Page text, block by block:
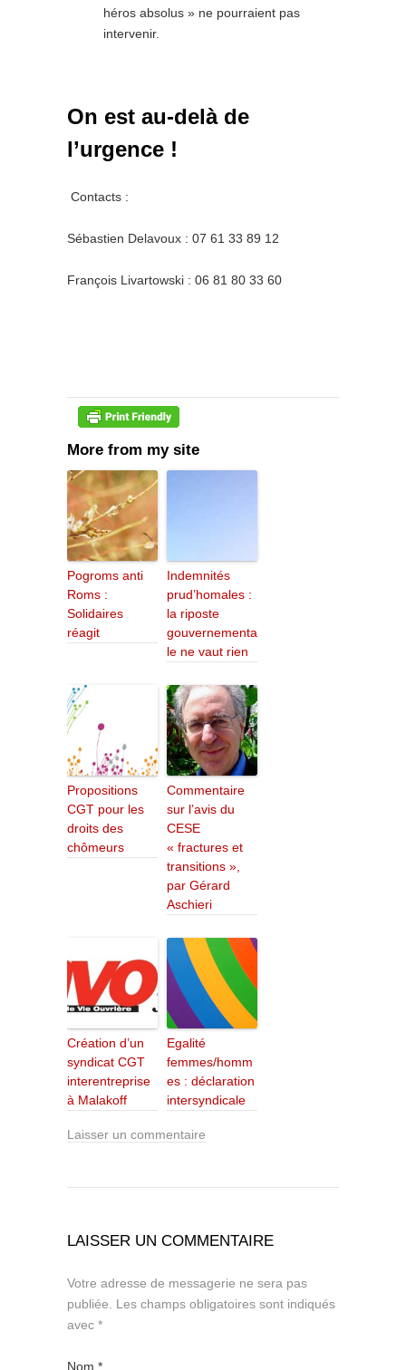
héros absolus » ne pourraient pas
intervenir.
On est au-delà de
l’urgence !
Contacts :
Sébastien Delavoux : 07 61 33 89 12
François Livartowski : 06 81 80 33 60
More from my site
Pogroms anti
Roms :
Solidaires
réagit
Indemnités
prud’homales :
la riposte
gouvernementa
le ne vaut rien
Propositions
CGT pour les
droits des
chômeurs
Commentaire
sur l’avis du
CESE
« fractures et
transitions »,
par Gérard
Aschieri
Création d’un
syndicat CGT
interentreprise
à Malakoff
Egalité
femmes/homm
es : déclaration
intersyndicale
Laisser un commentaire
LAISSER UN COMMENTAIRE
Votre adresse de messagerie ne sera pas
publiée. Les champs obligatoires sont indiqués
avec *
Nom *